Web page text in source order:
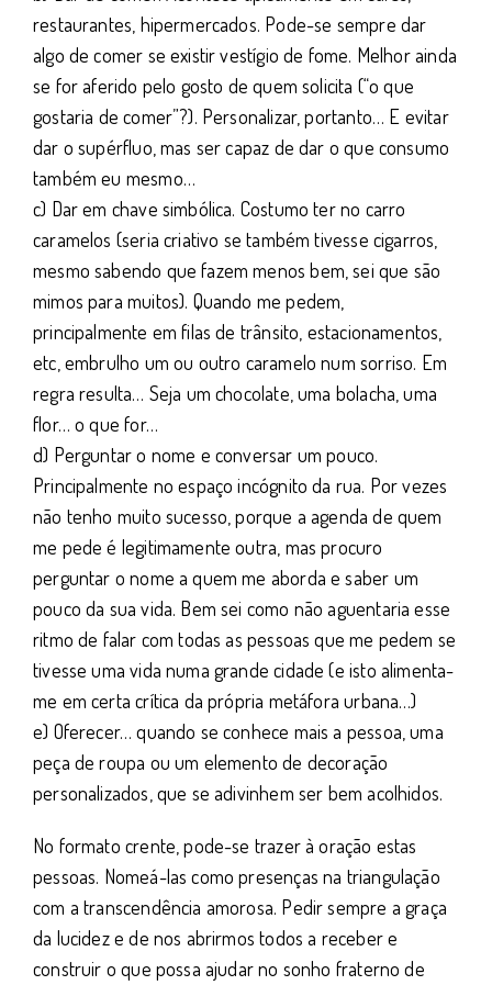
restaurantes, hipermercados. Pode-se sempre dar
algo de comer se existir vestígio de fome. Melhor ainda
se for aferido pelo gosto de quem solicita (“o que
gostaria de comer”?). Personalizar, portanto… E evitar
dar o supérfluo, mas ser capaz de dar o que consumo
também eu mesmo…
c) Dar em chave simbólica. Costumo ter no carro
caramelos (seria criativo se também tivesse cigarros,
mesmo sabendo que fazem menos bem, sei que são
mimos para muitos). Quando me pedem,
principalmente em filas de trânsito, estacionamentos,
etc, embrulho um ou outro caramelo num sorriso. Em
regra resulta… Seja um chocolate, uma bolacha, uma
flor… o que for…
d) Perguntar o nome e conversar um pouco.
Principalmente no espaço incógnito da rua. Por vezes
não tenho muito sucesso, porque a agenda de quem
me pede é legitimamente outra, mas procuro
perguntar o nome a quem me aborda e saber um
pouco da sua vida. Bem sei como não aguentaria esse
ritmo de falar com todas as pessoas que me pedem se
tivesse uma vida numa grande cidade (e isto alimenta-
me em certa crítica da própria metáfora urbana…)
e) Oferecer… quando se conhece mais a pessoa, uma
peça de roupa ou um elemento de decoração
personalizados, que se adivinhem ser bem acolhidos.
No formato crente, pode-se trazer à oração estas
pessoas. Nomeá-las como presenças na triangulação
com a transcendência amorosa. Pedir sempre a graça
da lucidez e de nos abrirmos todos a receber e
construir o que possa ajudar no sonho fraterno de